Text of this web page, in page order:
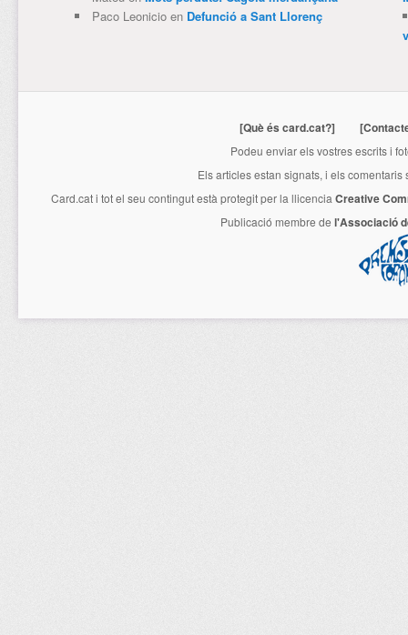
Paco Leonicioen Defunció a Sant Llorenç
[Què és card.cat?]
Podeu enviar els vostres escrits i
Els articles estan signats, i els
Card.cati tot el seu contingut està protegit per la llicencia Creative
Publicació membre de l'Associació